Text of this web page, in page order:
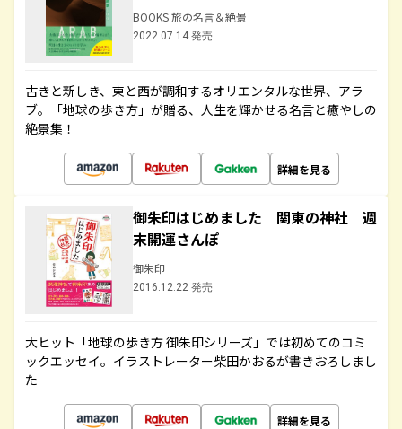
BOOKS 旅の名言＆絶景
2022.07.14 発売
古きと新しき、東と西が調和するオリエンタルな世界、アラ
ブ。「地球の歩き方」が贈る、人生を輝かせる名言と癒やしの
絶景集！
詳細を見る
御朱印はじめました 関東の神社 週
末開運さんぽ
御朱印
2016.12.22 発売
大ヒット「地球の歩き方 御朱印シリーズ」では初めてのコミ
ックエッセイ。イラストレーター柴田かおるが書きおろしまし
た
詳細を見る